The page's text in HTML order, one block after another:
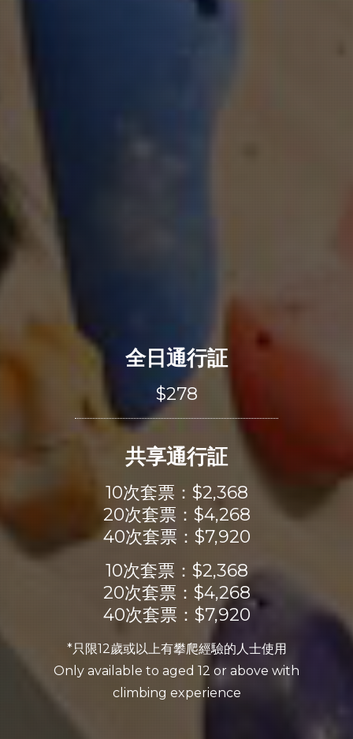
全日通行証
$278
共享通行証
10次套票：$2,368
20次套票：$4,268
40次套票：$7,920
10次套票：$2,368
20次套票：$4,268
40次套票：$7,920
*只限12歲或以上有攀爬經驗的人士使用
Only available to aged 12 or above with
climbing experience